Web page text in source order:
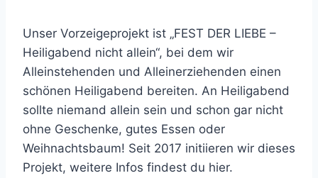
Unser Vorzeigeprojekt ist „FEST DER LIEBE –
Heiligabend nicht allein“, bei dem wir
Alleinstehenden und Alleinerziehenden einen
schönen Heiligabend bereiten. An Heiligabend
sollte niemand allein sein und schon gar nicht
ohne Geschenke, gutes Essen oder
Weihnachtsbaum! Seit 2017 initiieren wir dieses
Projekt, weitere Infos findest du hier.